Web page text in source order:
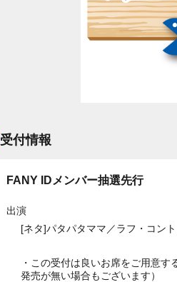
受付情報
FANY IDメンバー抽選先行
出演
[ネタ]パタパタママ／ラフ・コン
・この受付は良いお席をご用意
発売が無い場合もございます）